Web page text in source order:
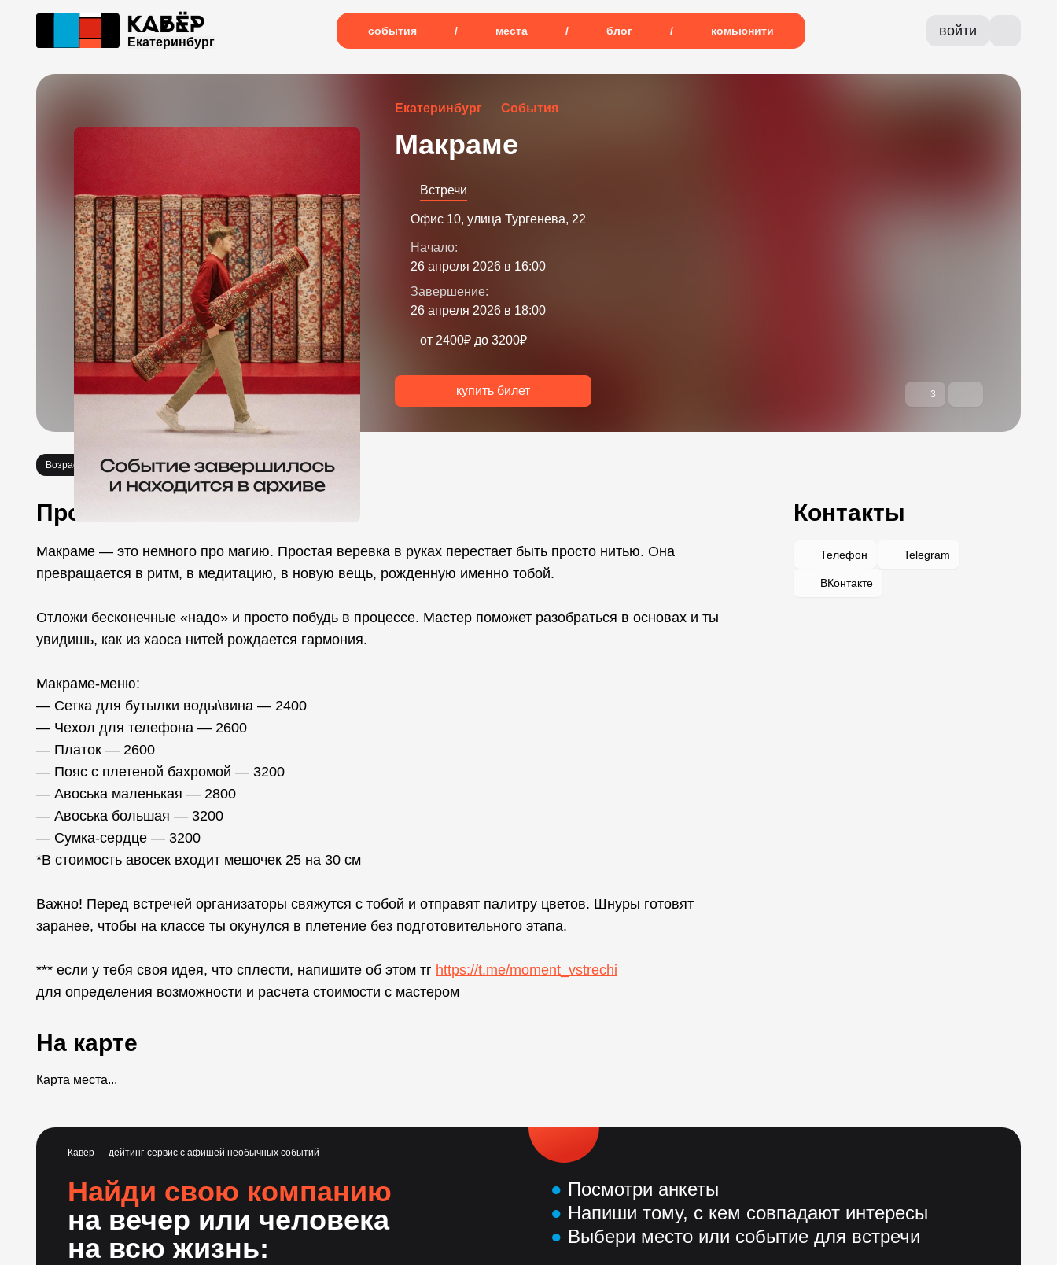
Екатеринбург
события / места / блог / комьюнити войти
Екатеринбург События
Макраме
купить билет 3
Встречи
Офис 10, улица Тургенева, 22
Начало:
26 апреля 2026 в 16:00
Завершение:
26 апреля 2026 в 18:00
от 2400₽ до 3200₽
Возраст 16+ Мастер-классы
Про событие
Макраме — это немного про магию. Простая веревка в руках перестает быть просто нитью. Она
превращается в ритм, в медитацию, в новую вещь, рожденную именно тобой.
Отложи бесконечные «надо» и просто побудь в процессе. Мастер поможет разобраться в основах и ты
увидишь, как из хаоса нитей рождается гармония.
Макраме-меню:
— Сетка для бутылки воды\вина — 2400
— Чехол для телефона — 2600
— Платок — 2600
— Пояс с плетеной бахромой — 3200
— Авоська маленькая — 2800
— Авоська большая — 3200
— Сумка-сердце — 3200
*В стоимость авосек входит мешочек 25 на 30 см
Важно! Перед встречей организаторы свяжутся с тобой и отправят палитру цветов. Шнуры готовят
заранее, чтобы на классе ты окунулся в плетение без подготовительного этапа.
*** если у тебя своя идея, что сплести, напишите об этом тг https://t.me/moment_vstrechi
для определения возможности и расчета стоимости с мастером
Контакты
Телефон Telegram
ВКонтакте
На карте
Карта места...
Кавёр — дейтинг-сервис с афишей необычных событий
Найди свою компанию
на вечер или человека
на всю жизнь:
● Посмотри анкеты
● Напиши тому, с кем совпадают интересы
● Выбери место или событие для встречи